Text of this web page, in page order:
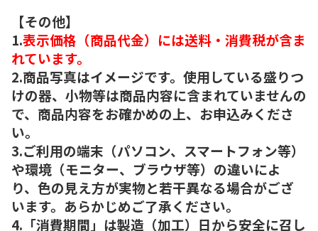
【その他】
1.表示価格（商品代金）には送料・消費税が含ま
れています。
2.商品写真はイメージです。使用している盛りつ
けの器、小物等は商品内容に含まれていませんの
で、商品内容をお確かめの上、お申込みくださ
い。
3.ご利用の端末（パソコン、スマートフォン等）
や環境（モニター、ブラウザ等）の違いによ
り、色の見え方が実物と若干異なる場合がござ
います。あらかじめご了承ください。
4.「消費期間」は製造（加工）日から安全に召し